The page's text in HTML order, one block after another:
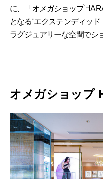
に、「オメガショップ
となる“エクステンディッド
ラグジュアリーな空間でシ
オメガショップ